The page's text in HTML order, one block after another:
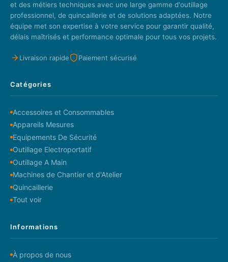
et des métiers techniques avec une large gamme d'outillage
professionnel, de quincaillerie et de solutions adaptées. Notre
équipe met son expertise à votre service pour garantir qualité,
délais maîtrisés et performance optimale pour tous vos projets.
Livraison rapide Paiement sécurisé
Catégories
Accessoires et Consommables
Appareils Mesures
Equipements De Sécurité
Outillage Electroportatif
Outillage A Main
Machines de Chantier et d'Atelier
Quincaillerie
Tout voir
Informations
À propos de nous